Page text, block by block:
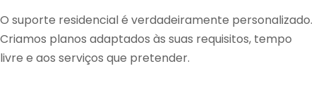
O suporte residencial é verdadeiramente personalizado.
Criamos planos adaptados às suas requisitos, tempo
livre e aos serviços que pretender.